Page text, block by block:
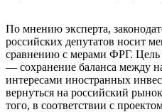
По мнению эксперта,
российских депутатов носит
сравнению с мерами ФРГ. Цель
— сохранение баланса между
интересами иностранных
вернуться на российский
того, в соответствии с